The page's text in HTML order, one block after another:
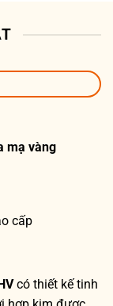
mạ vàng
cấp
có thiết kế tinh